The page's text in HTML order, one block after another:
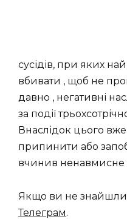
сусідів, при яких
вбивати , щоб не
давно , негативні
за події
Внаслідок цього
припинити або
вчинив ненавмисне
Якщо ви не знайшли
Телеграм.